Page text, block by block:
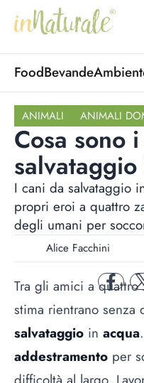
FoodBevande
ANIMALI ANIMALI
Cosa sono
I cani da salvataggio
propri eroi a quattro
degli umani per
Alice Facchini
Tra gli amici a
stima rientrano senza
salvataggio in acqua
addestramento per